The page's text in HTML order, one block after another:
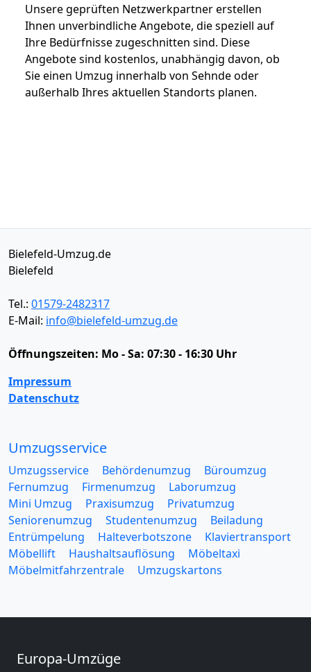
Unsere geprüften Netzwerkpartner erstellen
Ihnen unverbindliche Angebote, die speziell auf
Ihre Bedürfnisse zugeschnitten sind. Diese
Angebote sind kostenlos, unabhängig davon, ob
Sie einen Umzug innerhalb von Sehnde oder
außerhalb Ihres aktuellen Standorts planen.
Bielefeld-Umzug.de
Bielefeld
Tel.: 01579-2482317
E-Mail: info@bielefeld-umzug.de
Öffnungszeiten: Mo - Sa: 07:30 - 16:30 Uhr
Impressum
Datenschutz
Umzugsservice
Umzugsservice Behördenumzug
Büroumzug
Fernumzug
Firmenumzug
Laborumzug
Mini Umzug
Praxisumzug
Privatumzug
Seniorenumzug
Studentenumzug
Beiladung
Entrümpelung
Halteverbotszone
Klaviertransport
Möbellift
Haushaltsauflösung
Möbeltaxi
Möbelmitfahrzentrale
Umzugskartons
Europa-Umzüge